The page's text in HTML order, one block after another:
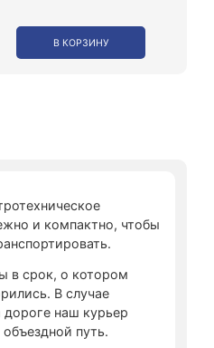
В КОРЗИНУ
и компактно, чтобы
в срок, о котором
В случае
наш курьер
объездной путь.